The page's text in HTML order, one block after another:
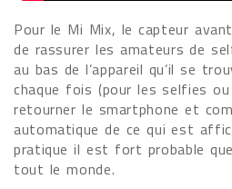
Pour le Mi Mix, le capteur
de rassurer les amateurs de
au bas de l’appareil qu’il se
chaque fois (pour les selfies
retourner le smartphone et
automatique de ce qui est
pratique il est fort probable
tout le monde.